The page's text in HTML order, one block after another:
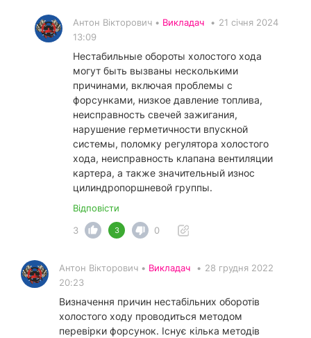
Антон Вікторович • Викладач • 21 січня 2024
13:09
Нестабильные обороты холостого хода
могут быть вызваны несколькими
причинами, включая проблемы с
форсунками, низкое давление топлива,
неисправность свечей зажигания,
нарушение герметичности впускной
системы, поломку регулятора холостого
хода, неисправность клапана вентиляции
картера, а также значительный износ
цилиндропоршневой группы.
Відповісти
3
3 0
Антон Вікторович • Викладач • 28 грудня 2022
20:23
Визначення причин нестабільних оборотів
холостого ходу проводиться методом
перевірки форсунок. Існує кілька методів